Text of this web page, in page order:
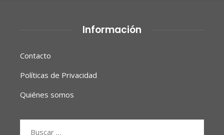
Información
Contacto
Políticas de Privacidad
Quiénes somos